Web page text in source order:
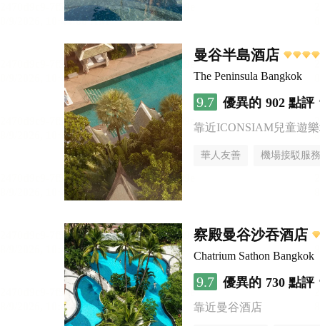
曼谷半島酒店
The Peninsula Bangkok
9.7 優異的 902 點評
靠近ICONSIAM兒童遊
華人友善 機場接駁服務
察殿曼谷沙吞酒店
Chatrium Sathon Bangkok
9.7 優異的 730 點評
靠近曼谷酒店